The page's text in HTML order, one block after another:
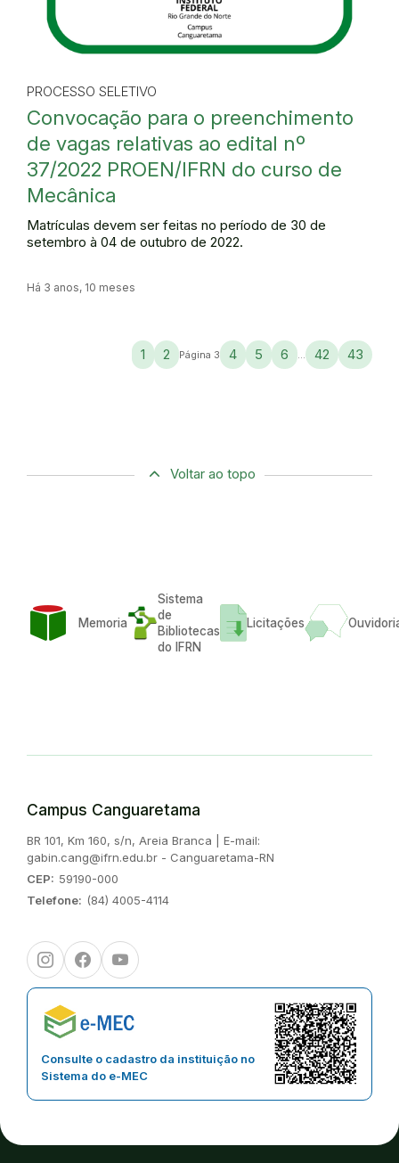
PROCESSO SELETIVO
Convocação para o preenchimento
de vagas relativas ao edital nº
37/2022 PROEN/IFRN do curso de
Mecânica
Matrículas devem ser feitas no período de 30 de
setembro à 04 de outubro de 2022.
Há 3 anos, 10 meses
1 2 Página 3 4 5 6 42 43
Voltar ao topo
Memoria
Sistema
de
Bibliotecas
do IFRN
Licitações
Campus Canguaretama
Endereço:
BR 101, Km 160, s/n, Areia Branca | E-mail:
gabin.cang@ifrn.edu.br - Canguaretama-RN
CEP: 59190-000
Telefone: (84) 4005-4114
InstagramFacebook
Youtube
Consulte o cadastro da instituição no
Sistema do e-MEC